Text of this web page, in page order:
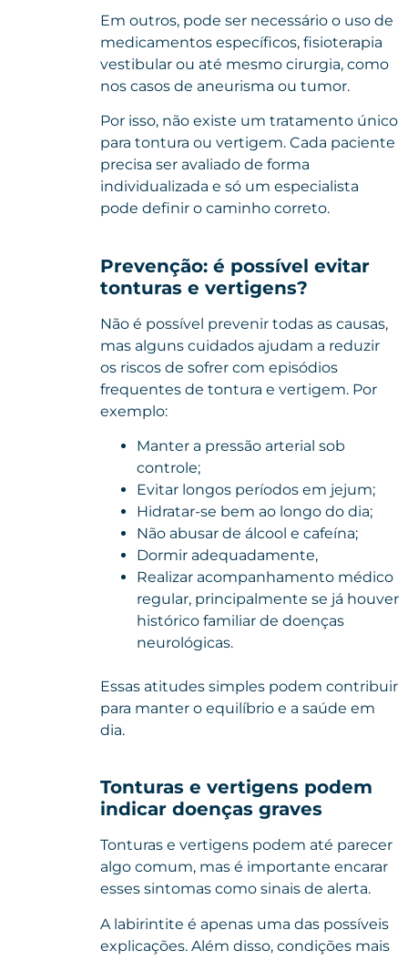
Em outros, pode ser necessário o uso de
medicamentos específicos, fisioterapia
vestibular ou até mesmo cirurgia, como
nos casos de aneurisma ou tumor.
Por isso, não existe um tratamento único
para tontura ou vertigem. Cada paciente
precisa ser avaliado de forma
individualizada e só um especialista
pode definir o caminho correto.
Prevenção: é possível evitar
tonturas e vertigens?
Não é possível prevenir todas as causas,
mas alguns cuidados ajudam a reduzir
os riscos de sofrer com episódios
frequentes de tontura e vertigem. Por
exemplo:
Manter a pressão arterial sob
controle;
Evitar longos períodos em jejum;
Hidratar-se bem ao longo do dia;
Não abusar de álcool e cafeína;
Dormir adequadamente,
Realizar acompanhamento médico
regular, principalmente se já houver
histórico familiar de doenças
neurológicas.
Essas atitudes simples podem contribuir
para manter o equilíbrio e a saúde em
dia.
Tonturas e vertigens podem
indicar doenças graves
Tonturas e vertigens podem até parecer
algo comum, mas é importante encarar
esses sintomas como sinais de alerta.
A labirintite é apenas uma das possíveis
explicações. Além disso, condições mais